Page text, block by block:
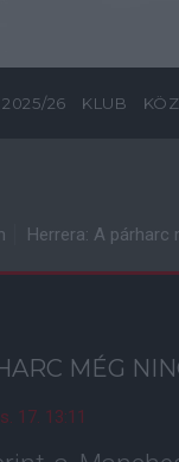
26 KLUB
Herrera: A párharc
MÉG
17. 13:11